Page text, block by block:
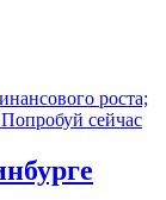
роста;
Попробуй сейчас